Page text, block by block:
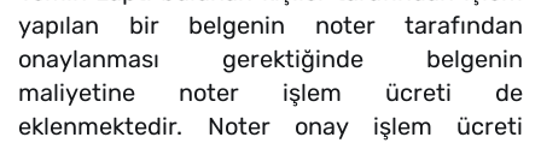
yapılan bir belgenin noter tarafından
onaylanması gerektiğinde belgenin
maliyetine noter işlem ücreti de
eklenmektedir. Noter onay işlem ücreti